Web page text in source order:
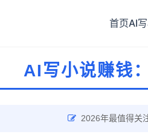
首页AI
AI写小说赚钱
2026年最值得关